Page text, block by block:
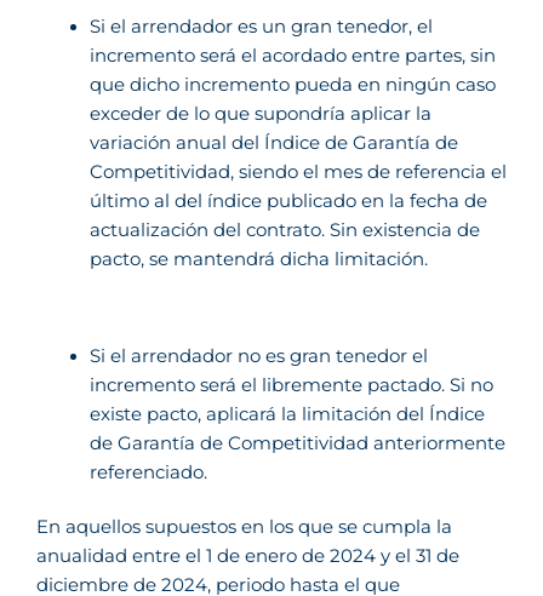
Si el arrendador es un gran tenedor, el
incremento será el acordado entre partes, sin
que dicho incremento pueda en ningún caso
exceder de lo que supondría aplicar la
variación anual del Índice de Garantía de
Competitividad, siendo el mes de referencia el
último al del índice publicado en la fecha de
actualización del contrato. Sin existencia de
pacto, se mantendrá dicha limitación.
Si el arrendador no es gran tenedor el
incremento será el libremente pactado. Si no
existe pacto, aplicará la limitación del Índice
de Garantía de Competitividad anteriormente
referenciado.
En aquellos supuestos en los que se cumpla la
anualidad entre el 1 de enero de 2024 y el 31 de
diciembre de 2024, periodo hasta el que